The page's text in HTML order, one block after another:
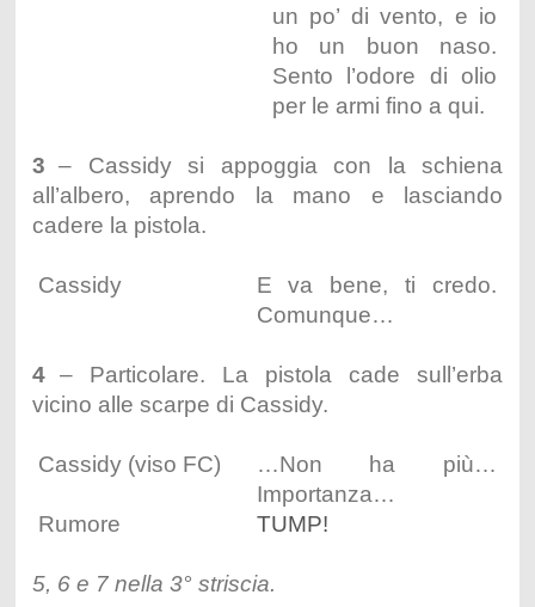
un po’ di vento, e io
ho un buon naso.
Sento l’odore di olio
per le armi fino a qui.
3 – Cassidy si appoggia con la schiena
all’albero, aprendo la mano e lasciando
cadere la pistola.
Cassidy
E va bene, ti credo.
Comunque…
4 – Particolare. La pistola cade sull’erba
vicino alle scarpe di Cassidy.
Cassidy (viso FC)
…Non ha più…
Importanza…
Rumore
TUMP!
5, 6 e 7 nella 3° striscia.